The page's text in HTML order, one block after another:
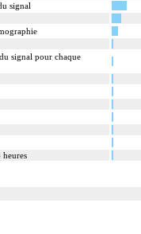
signal
signal pour chaque